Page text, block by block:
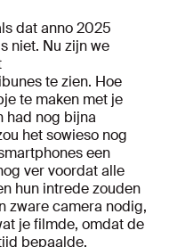
dat anno 2025
niet. Nu zijn we
te zien. Hoe
te maken met je
had nog bijna
het sowieso nog
een
ver voordat alle
hun intrede zouden
zware camera nodig,
je filmde, omdat de
bepaalde.